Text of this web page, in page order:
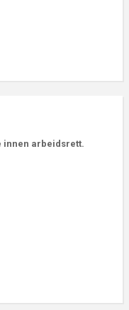
innen arbeidsrett.